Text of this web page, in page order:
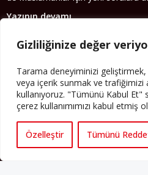
Gizliliğinize değer
Tarama deneyiminizi
veya içerik sunmak ve trafiğimizi
kullanıyoruz. "Tümünü Kabul Et"
çerez kullanımımızı kabul etmiş
Özelleştir Tümünü
Yazının devamı
PERSPEKTIF’I SOSYAL